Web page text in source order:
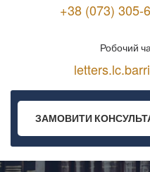
+38 (073) 305-
Робочий
ЗАМОВИТИ